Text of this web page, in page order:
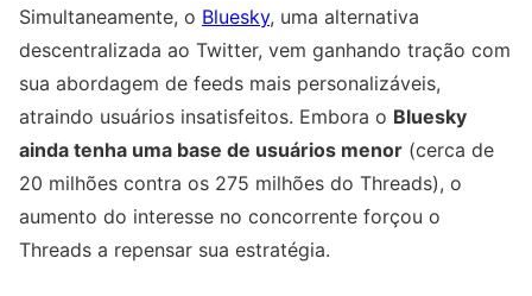
Simultaneamente, o Bluesky, uma alternativa
descentralizada ao Twitter, vem ganhando tração com
sua abordagem de feeds mais personalizáveis,
atraindo usuários insatisfeitos. Embora o Bluesky
ainda tenha uma base de usuários menor (cerca de
20 milhões contra os 275 milhões do Threads), o
aumento do interesse no concorrente forçou o
Threads a repensar sua estratégia.